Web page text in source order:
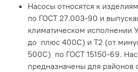
Насосы относятся к
по ГОСТ 27.003-90 и
климатическом исполнении
до плюс 400С) и Т2 (от
500С) по ГОСТ 15150-69.
предназначены для районов